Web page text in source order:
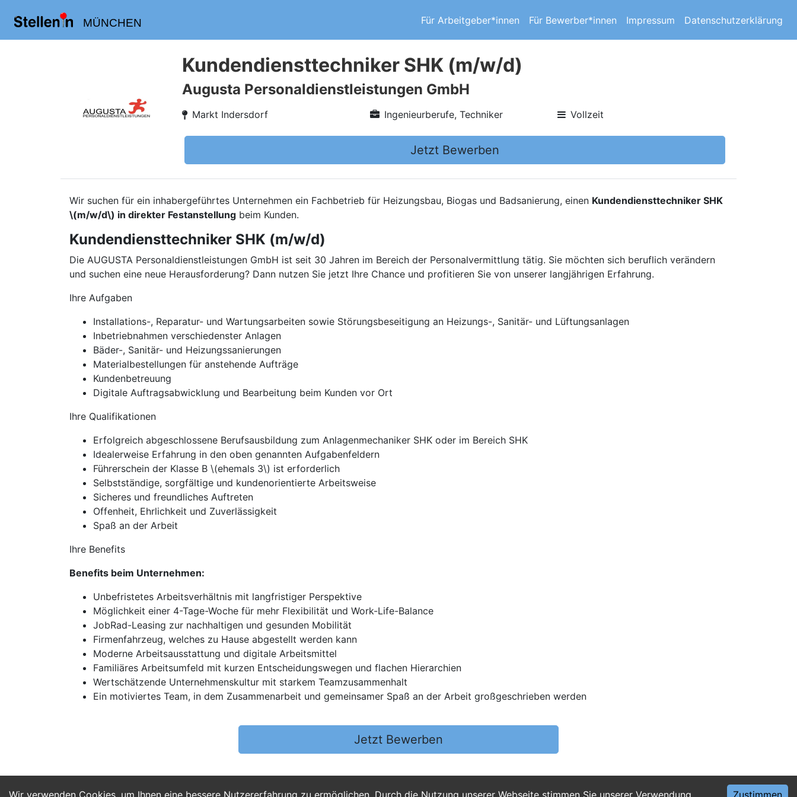
MÜNCHEN Für Arbeitgeber*innen Für Bewerber*innen Impressum Datenschutzerklärung
Wir verwenden Cookies, um Ihnen eine bessere Nutzererfahrung zu ermöglichen. Durch die Nutzung unserer Webseite stimmen Sie unserer Verwendung Zustimmen
Kundendiensttechniker SHK (m/w/d)
Augusta Personaldienstleistungen GmbH
Markt Indersdorf Ingenieurberufe, Techniker Vollzeit
Jetzt Bewerben
Wir suchen für ein inhabergeführtes Unternehmen ein Fachbetrieb für Heizungsbau, Biogas und Badsanierung, einen Kundendiensttechniker SHK
\(m/w/d\) in direkter Festanstellung beim Kunden.
Kundendiensttechniker SHK (m/w/d)
Die AUGUSTA Personaldienstleistungen GmbH ist seit 30 Jahren im Bereich der Personalvermittlung tätig. Sie möchten sich beruflich verändern
und suchen eine neue Herausforderung? Dann nutzen Sie jetzt Ihre Chance und profitieren Sie von unserer langjährigen Erfahrung.
Ihre Aufgaben
Installations-, Reparatur- und Wartungsarbeiten sowie Störungsbeseitigung an Heizungs-, Sanitär- und Lüftungsanlagen
Inbetriebnahmen verschiedenster Anlagen
Bäder-, Sanitär- und Heizungssanierungen
Materialbestellungen für anstehende Aufträge
Kundenbetreuung
Digitale Auftragsabwicklung und Bearbeitung beim Kunden vor Ort
Ihre Qualifikationen
Erfolgreich abgeschlossene Berufsausbildung zum Anlagenmechaniker SHK oder im Bereich SHK
Idealerweise Erfahrung in den oben genannten Aufgabenfeldern
Führerschein der Klasse B \(ehemals 3\) ist erforderlich
Selbstständige, sorgfältige und kundenorientierte Arbeitsweise
Sicheres und freundliches Auftreten
Offenheit, Ehrlichkeit und Zuverlässigkeit
Spaß an der Arbeit
Ihre Benefits
Benefits beim Unternehmen:
Unbefristetes Arbeitsverhältnis mit langfristiger Perspektive
Möglichkeit einer 4-Tage-Woche für mehr Flexibilität und Work-Life-Balance
JobRad-Leasing zur nachhaltigen und gesunden Mobilität
Firmenfahrzeug, welches zu Hause abgestellt werden kann
Moderne Arbeitsausstattung und digitale Arbeitsmittel
Familiäres Arbeitsumfeld mit kurzen Entscheidungswegen und flachen Hierarchien
Wertschätzende Unternehmenskultur mit starkem Teamzusammenhalt
Ein motiviertes Team, in dem Zusammenarbeit und gemeinsamer Spaß an der Arbeit großgeschrieben werden
Jetzt Bewerben